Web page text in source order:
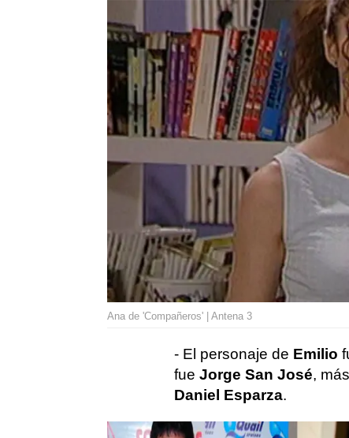
Ana de 'Compañeros' | Antena 3
- El personaje de Emilio
fue Jorge San José,
Daniel Esparza.